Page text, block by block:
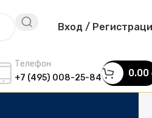
Вход /
Телефон
+7 (495) 008-25-84
0.00